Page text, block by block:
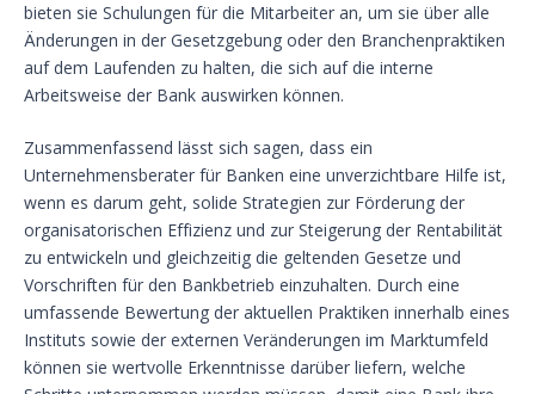
bieten sie Schulungen für die Mitarbeiter an, um sie über alle
Änderungen in der Gesetzgebung oder den Branchenpraktiken
auf dem Laufenden zu halten, die sich auf die interne
Arbeitsweise der Bank auswirken können.
Zusammenfassend lässt sich sagen, dass ein
Unternehmensberater für Banken eine unverzichtbare Hilfe ist,
wenn es darum geht, solide Strategien zur Förderung der
organisatorischen Effizienz und zur Steigerung der Rentabilität
zu entwickeln und gleichzeitig die geltenden Gesetze und
Vorschriften für den Bankbetrieb einzuhalten. Durch eine
umfassende Bewertung der aktuellen Praktiken innerhalb eines
Instituts sowie der externen Veränderungen im Marktumfeld
können sie wertvolle Erkenntnisse darüber liefern, welche